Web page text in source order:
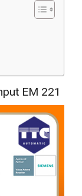
EM 221